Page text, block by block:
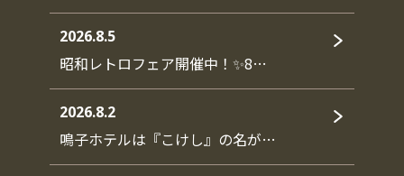
2026.8.5
昭和レトロフェア開催中！✨8…
2026.8.2
鳴子ホテルは『こけし』の名が…